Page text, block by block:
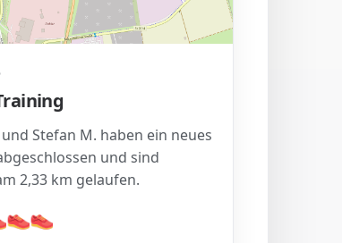
Stefan M. haben ein neues
und sind
2,33 km gelaufen.
👟
👟👟
👟